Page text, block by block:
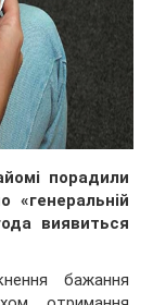
порадили
виявиться
бажання